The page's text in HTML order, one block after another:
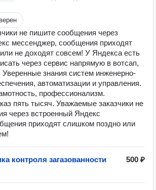
не пишите сообщения через
мессенджер, сообщения приходят
не доходят совсем! У Яндекса есть
через сервис напрямую в вотсап,
Уверенные знания систем инженерно-
автоматизации и управления.
профессионализм.
пять тысяч. Уважаемые заказчики не
через встроенный Яндекс
приходят слишком поздно или
контроля загазованности
500 ₽